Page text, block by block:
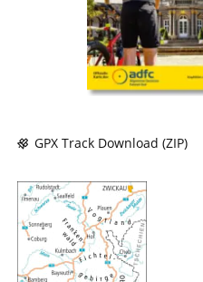
GPX Track Download (ZIP)